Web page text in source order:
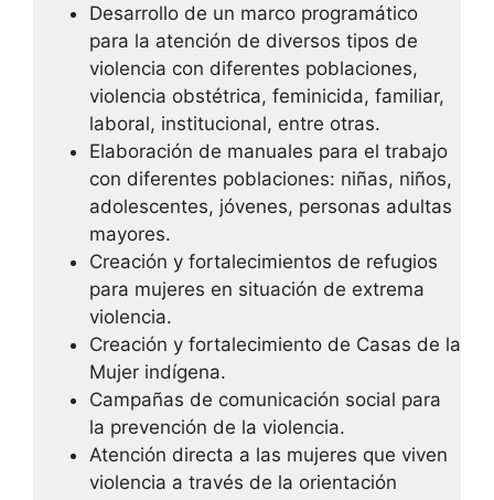
Desarrollo de un marco programático
para la atención de diversos tipos de
violencia con diferentes poblaciones,
violencia obstétrica, feminicida, familiar,
laboral, institucional, entre otras.
Elaboración de manuales para el trabajo
con diferentes poblaciones: niñas, niños,
adolescentes, jóvenes, personas adultas
mayores.
Creación y fortalecimientos de refugios
para mujeres en situación de extrema
violencia.
Creación y fortalecimiento de Casas de la
Mujer indígena.
Campañas de comunicación social para
la prevención de la violencia.
Atención directa a las mujeres que viven
violencia a través de la orientación